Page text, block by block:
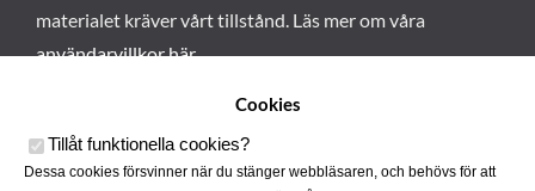
materialet kräver vårt tillstånd. Läs mer om våra
användarvillkor här.
Cookies
Tillåt funktionella cookies?
Dessa cookies försvinner när du stänger webbläsaren, och behövs för att